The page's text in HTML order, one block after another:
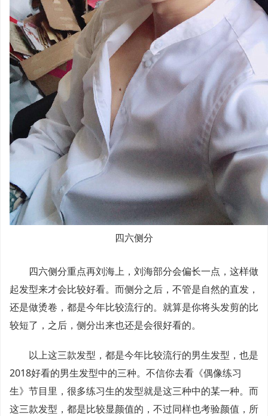
四六侧分
四六侧分重点再刘海上，刘海部分会偏长一点，这样做
起发型来才会比较好看。而侧分之后，不管是自然的直发，
还是做烫卷，都是今年比较流行的。就算是你将头发剪的比
较短了，之后，侧分出来也还是会很好看的。
以上这三款发型，都是今年比较流行的男生发型，也是
2018好看的男生发型中的三种。不信你去看《偶像练习
生》节目里，很多练习生的发型就是这三种中的某一种。而
这三款发型，都是比较显颜值的，不过同样也考验颜值，所